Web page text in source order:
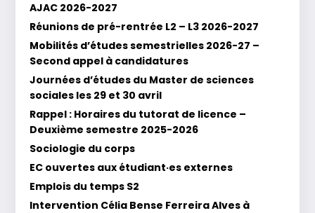
AJAC 2026-2027
Réunions de pré-rentrée L2 – L3 2026-2027
Mobilités d’études semestrielles 2026-27 –
Second appel à candidatures
Journées d’études du Master de sciences
sociales les 29 et 30 avril
Rappel : Horaires du tutorat de licence –
Deuxième semestre 2025-2026
Sociologie du corps
EC ouvertes aux étudiant·es externes
Emplois du temps S2
Intervention Célia Bense Ferreira Alves à